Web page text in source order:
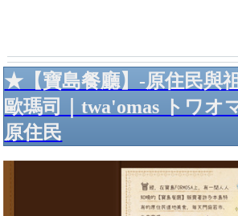
★【寶島餐廳】-原住民與
歐瑪司｜twa'omas トワオ
原住民